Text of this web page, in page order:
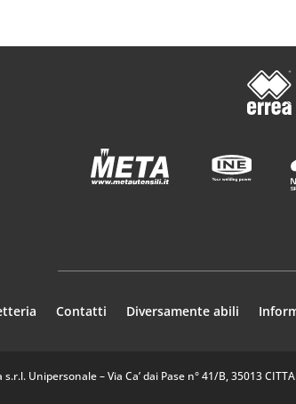
Contatti Diversamente abili
Unipersonale – Via Ca’ dai Pase n° 41/B, 35013